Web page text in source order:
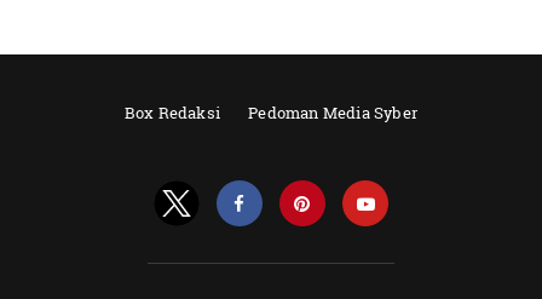
Box Redaksi Pedoman Media Syber